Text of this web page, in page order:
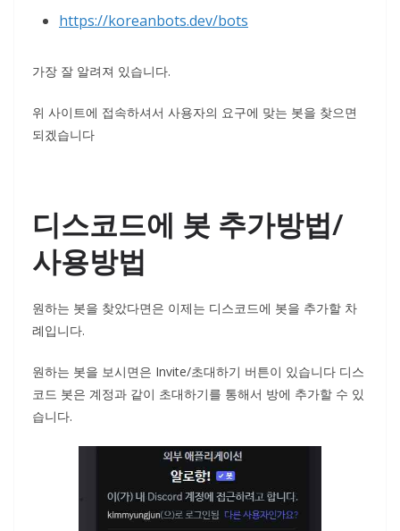
https://koreanbots.dev/bots
가장 잘 알려져 있습니다.
위 사이트에 접속하셔서 사용자의 요구에 맞는 봇을 찾으면
되겠습니다
디스코드에 봇 추가방법/
사용방법
원하는 봇을 찾았다면은 이제는 디스코드에 봇을 추가할 차
례입니다.
원하는 봇을 보시면은 Invite/초대하기 버튼이 있습니다 디스
코드 봇은 계정과 같이 초대하기를 통해서 방에 추가할 수 있
습니다.